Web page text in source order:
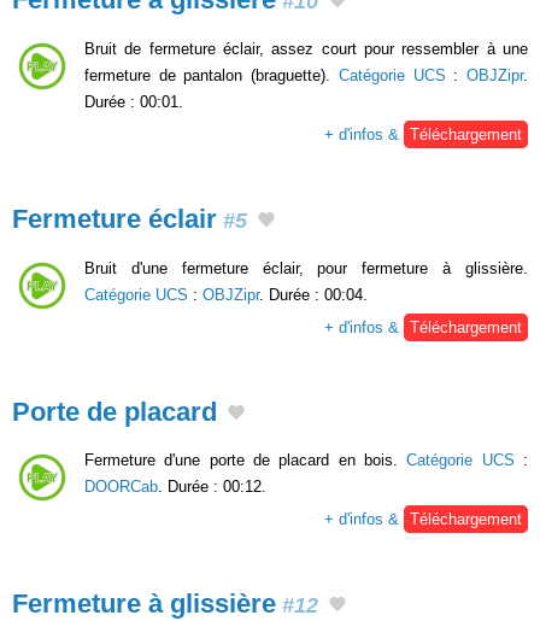
Bruit de fermeture éclair, assez court pour ressembler à une
fermeture de pantalon (braguette). Catégorie UCS :OBJZipr.
Durée : 00:01.
+ d'infos & Téléchargement
Fermeture éclair #5
Bruit d'une fermeture éclair, pour fermeture à glissière.
Catégorie UCS : OBJZipr. Durée : 00:04.
+ d'infos &
Téléchargement
Porte de placard
Fermeture d'une porte de placard en bois.Catégorie UCS :
DOORCab. Durée : 00:12.
+ d'infos & Téléchargement
Fermeture à glissière #12